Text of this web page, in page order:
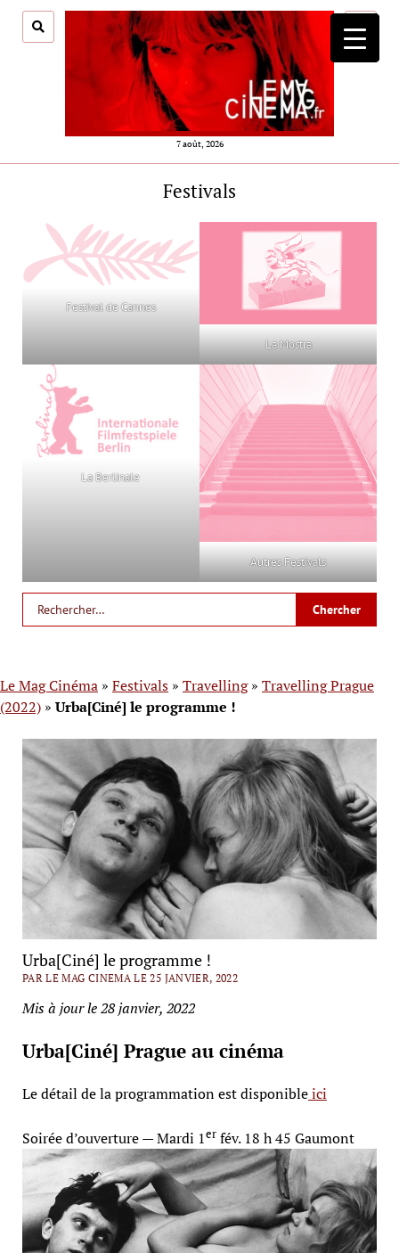
7 août, 2026
menu
Festivals
Festival de Cannes
La Mostra
La Berlinale
Autres Festivals
Le Mag Cinéma » Festivals » Travelling» Travelling Prague
(2022) » Urba[Ciné] le programme !
Urba[Ciné] le programme !
PAR LE MAG CINEMA LE 25 JANVIER, 2022
Mis à jour le 28 janvier, 2022
Urba[Ciné] Prague au cinéma
Le détail de la programmation est disponibleici
Soirée d’ouverture — Mardi 1erfév. 18 h 45 Gaumont